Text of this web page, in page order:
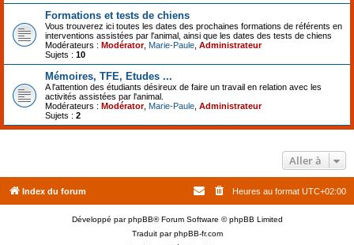
r
Formations et tests de chiens
Vous trouverez ici toutes les dates des prochaines formations de référents en
interventions assistées par l'animal, ainsi que les dates des tests de chiens
Modérateurs : Modérator, Marie-Paule Administrateur
Sujets : 10
Mémoires, TFE, Etudes ...
A l'attention des étudiants désireux de faire un travail en relation avec les
activités assistées par l'animal.
Modérateurs : Modérator, Marie-Paule Administrateur
Sujets : 2
Aller à
Index du forum Heures au format UTC+02:00
Développé parphpBB® Forum Software © phpBB Limited
Traduit parphpBB-fr.com